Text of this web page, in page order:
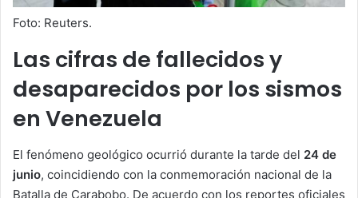
Foto: Reuters.
Las cifras de fallecidos y
desaparecidos por los sismos
en Venezuela
El fenómeno geológico ocurrió durante la tarde del 24 de
junio, coincidiendo con la conmemoración nacional de la
Batalla de Carabobo. De acuerdo con los reportes oficiales